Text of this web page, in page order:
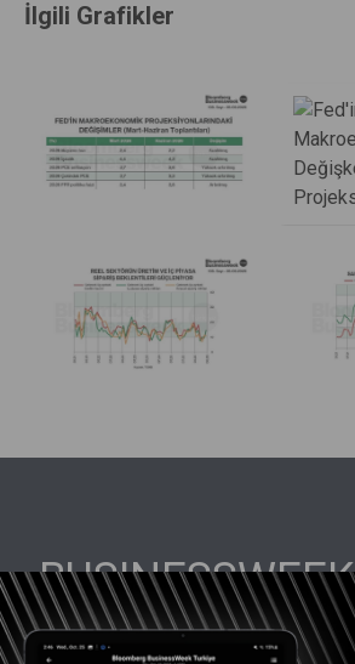
İlgili Grafikler
BUSINESSWEEK